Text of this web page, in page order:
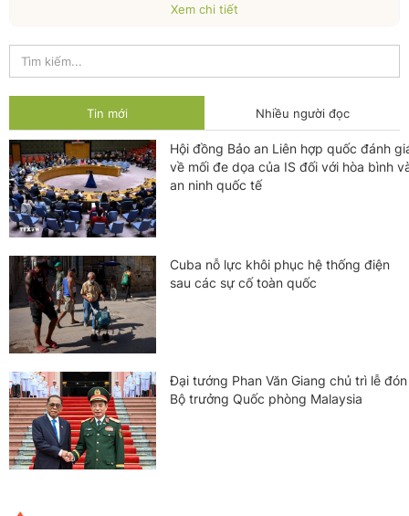
Xem chi tiết
Tin mới Nhiều người đọc
Hội đồng Bảo an Liên hợp quốc đánh
về mối đe dọa của IS đối với hòa bình
an ninh quốc tế
Cuba nỗ lực khôi phục hệ thống điện
sau các sự cố toàn quốc
Đại tướng Phan Văn Giang chủ trì lễ đón
Bộ trưởng Quốc phòng Malaysia